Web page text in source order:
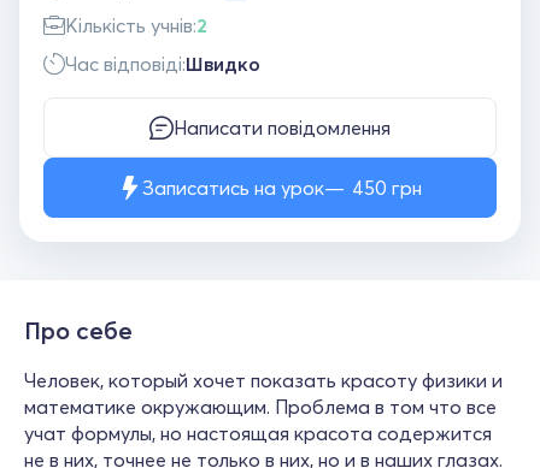
Кількість учнів:2
Час відповіді:Швидко
Написати повідомлення
Записатись на урок 450 грн
Про себе
Человек, который хочет показать красоту физики и
математике окружающим. Проблема в том что все
учат формулы, но настоящая красота содержится
не в них, точнее не только в них, но и в наших глазах.